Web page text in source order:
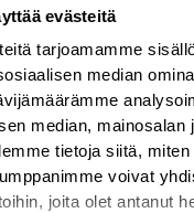
evästeitä
tarjoamamme
median
median, mainosalan
tietoja siitä,
voivat
joita olet antanut
ja Toholammin
urakoitsija vaihtuu
vaihtumisen
reitit muuttuvat ja
tapahtuu